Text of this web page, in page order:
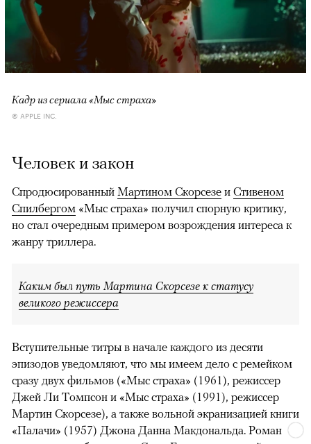
Кадр из сериала «Мыс страха»
© APPLE INC.
Человек и закон
Спродюсированный Мартином Скорсезе и Стивеном
Спилбергом «Мыс страха» получил спорную критику,
но стал очередным примером возрождения интереса к
жанру триллера.
Каким был путь Мартина Скорсезе к статусу
великого режиссера
Вступительные титры в начале каждого из десяти
эпизодов уведомляют, что мы имеем дело с ремейком
сразу двух фильмов («Мыс страха» (1961), режиссер
Джей Ли Томпсон и «Мыс страха» (1991), режиссер
Мартин Скорсезе), а также вольной экранизацией книги
«Палачи» (1957) Джона Данна Макдональда. Роман